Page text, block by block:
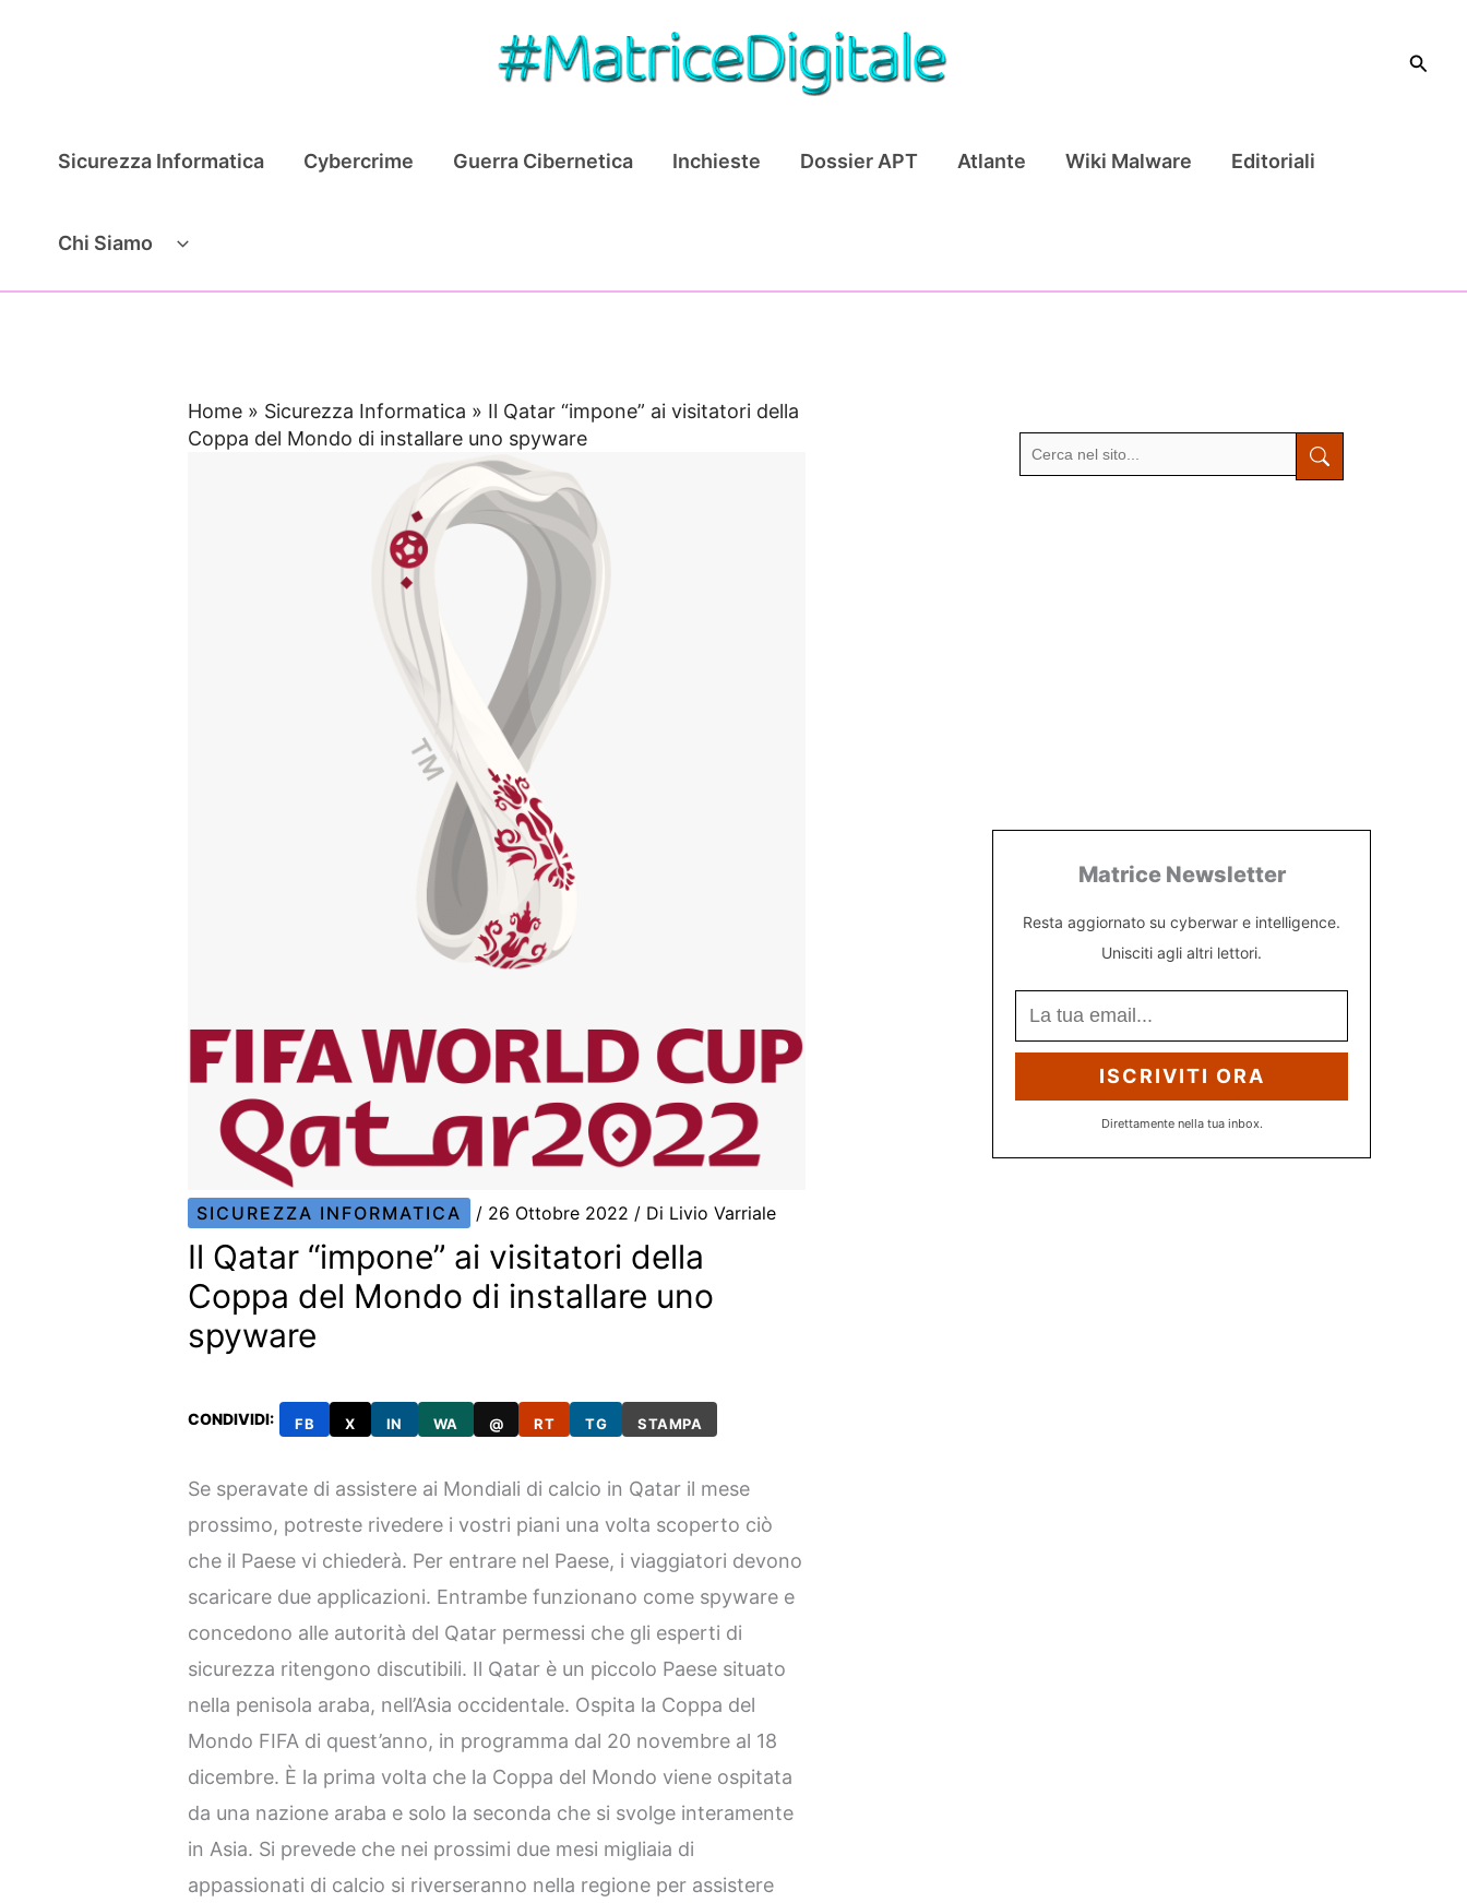
Cerca
Sicurezza Informatica Cybercrime Guerra Cibernetica Inchieste Dossier APT Atlante Wiki Malware Editoriali
Chi Siamo
Home » Sicurezza Informatica » Il Qatar “impone” ai visitatori della
Coppa del Mondo di installare uno spyware
SICUREZZA INFORMATICA / 26 Ottobre 2022 / Di Livio Varriale
Il Qatar “impone” ai visitatori della
Coppa del Mondo di installare uno
spyware
CONDIVIDI: FB X IN WA @ RT TG STAMPA
Se speravate di assistere ai Mondiali di calcio in Qatar il mese
prossimo, potreste rivedere i vostri piani una volta scoperto ciò
che il Paese vi chiederà. Per entrare nel Paese, i viaggiatori devono
scaricare due applicazioni. Entrambe funzionano come spyware e
concedono alle autorità del Qatar permessi che gli esperti di
sicurezza ritengono discutibili. Il Qatar è un piccolo Paese situato
nella penisola araba, nell’Asia occidentale. Ospita la Coppa del
Mondo FIFA di quest’anno, in programma dal 20 novembre al 18
dicembre. È la prima volta che la Coppa del Mondo viene ospitata
da una nazione araba e solo la seconda che si svolge interamente
in Asia. Si prevede che nei prossimi due mesi migliaia di
appassionati di calcio si riverseranno nella regione per assistere
Matrice Newsletter
Resta aggiornato su cyberwar e intelligence.
Unisciti agli altri lettori.
ISCRIVITI ORA
Direttamente nella tua inbox.